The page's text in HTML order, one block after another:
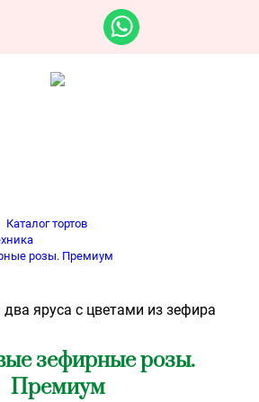
Каталог тортов
розы. Премиум
зефирные розы.
Премиум